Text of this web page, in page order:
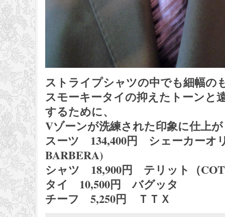
ストライプシャツの中でも細幅の
スモーキータイの抑えたトーンと
するために、
Vゾーンが洗練された印象に仕上
スーツ 134,400円 シェーカーオ
BARBERA)
シャツ 18,900円 テリット（
タイ 10,500円 バグッタ
チーフ 5,250円 ＴＴＸ